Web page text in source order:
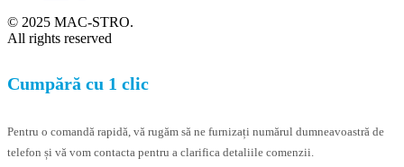
© 2025 MAC-STRO.
All rights reserved
Cumpără cu 1 clic
Pentru o comandă rapidă, vă rugăm să ne furnizați numărul dumneavoastră de
telefon și vă vom contacta pentru a clarifica detaliile comenzii.